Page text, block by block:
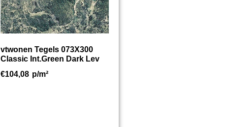
vtwonen Tegels 073X300
Classic Int.Green Dark Lev
€104,08 p/m²